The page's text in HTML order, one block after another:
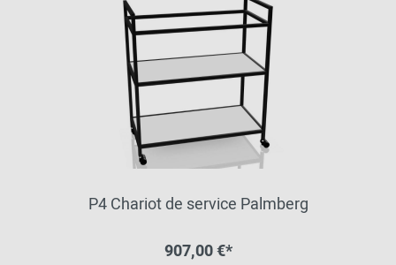
P4 Chariot de service Palmberg
907,00 €*